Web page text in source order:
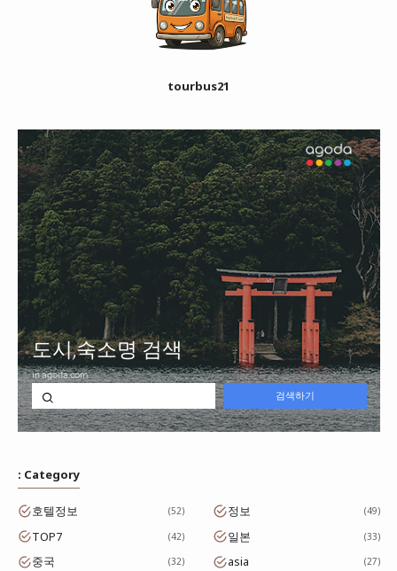
tourbus21
: Category
호텔정보 52 정보 49
TOP7 42 일본 33
중국 32 asia 27